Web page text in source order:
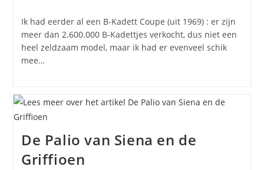
op:
Ik had eerder al een B-Kadett Coupe (uit 1969) : er zijn
meer dan 2.600.000 B-Kadettjes verkocht, dus niet een
heel zeldzaam model, maar ik had er evenveel schik
mee…
De Palio van Siena en de
Griffioen